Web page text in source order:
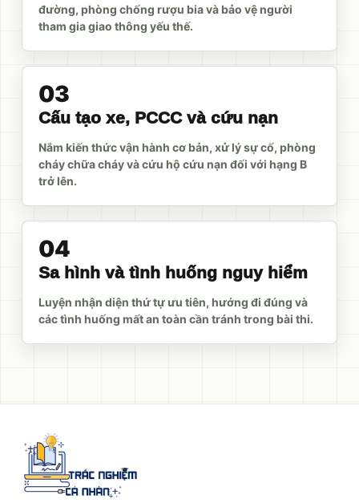
đường, phòng chống rượu bia và bảo vệ người
tham gia giao thông yếu thế.
03
Cấu tạo xe, PCCC và cứu nạn
Nắm kiến thức vận hành cơ bản, xử lý sự cố, phòng
cháy chữa cháy và cứu hộ cứu nạn đối với hạng B
trở lên.
04
Sa hình và tình huống nguy hiểm
Luyện nhận diện thứ tự ưu tiên, hướng đi đúng và
các tình huống mất an toàn cần tránh trong bài thi.